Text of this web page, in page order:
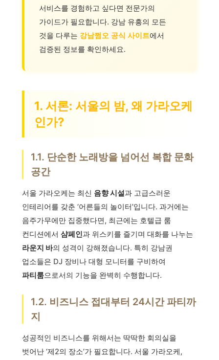
서비스를 경험하고 싶다면 전문가의
가이드가 필요합니다. 강남 유흥의 모든
것을 다루는 강남쩜오 공식 사이트에서
검증된 정보를 확인하세요.
1. 서론: 서울의 밤, 왜 가라오케
인가?
1.1. 단순한 노래방을 넘어선 복합 문화
공간
서울 가라오케는 최신 음향 시설과 고급스러운
인테리어를 갖춘 ‘어른들의 놀이터’입니다. 과거에는
음주가무에만 집중했다면, 최근에는 호텔급 룸
컨디션에서 샴페인과 위스키를 즐기며 대화를 나누는
라운지 바의 성격이 강해졌습니다. 특히 강남권
업소들은 DJ 장비나 대형 모니터를 구비하여
파티룸으로서의 기능을 완벽히 수행합니다.
1.2. 비즈니스 접대부터 24시간 파티까
지
성공적인 비즈니스를 위해서는 딱딱한 회의실을
벗어난 ‘제2의 장소’가 필요합니다. 서울 가라오케,